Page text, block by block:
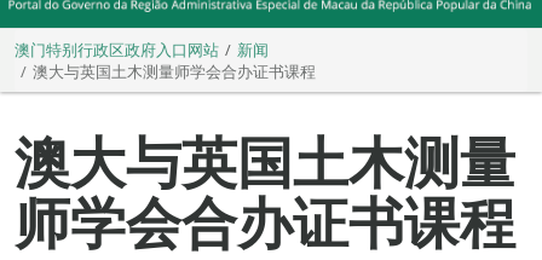
澳门特别行政区政府入口网站
新闻
澳大与英国土木测量师学会合办证书课程
澳大与英国土木测量
师学会合办证书课程